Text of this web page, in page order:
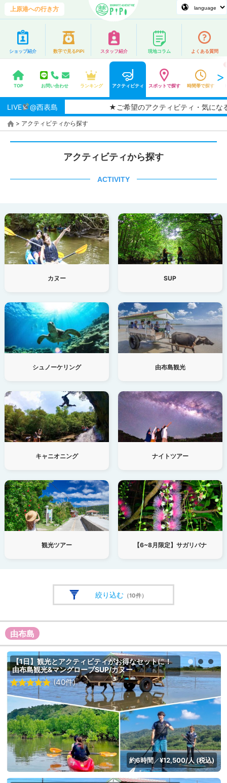
上原港への行き方
ショップ紹介 数字で見るPiPi スタッフ紹介 現地コラム よくある質問
TOP お問い合わせ ランキング アクティビティ スポットで探す 時間帯で探す
LIVE @西表島 ★ご希望のアクティビティ・気になる
> アクティビティから探す
アクティビティから探す
ACTIVITY
カヌー SUP
シュノーケリング 由布島観光
キャニオニング ナイトツアー
観光ツアー 【6~8月限定】サガリバナ
絞り込む （10件）
由布島
【1日】観光とアクティビティがお得なセットに！
由布島観光&マングローブSUP/カヌー
(40件)
約6時間／¥12,500/人 (税込)